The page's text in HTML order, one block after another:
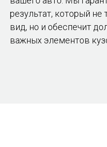
результат, который
вид, но и обеспечит
важных элементов